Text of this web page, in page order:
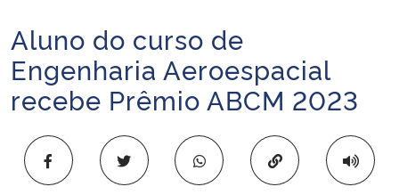
Ministério da Infraestrutura
Ministério da Agricultura, Pecuária e Abastecimento
Ministério da Cidadania
Início do conteúdo
Aluno do curso de
Engenharia Aeroespacial
recebe Prêmio ABCM 2023
Copiar para área